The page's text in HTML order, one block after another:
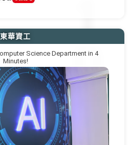
東華資工
Science Department in 4
Minutes!